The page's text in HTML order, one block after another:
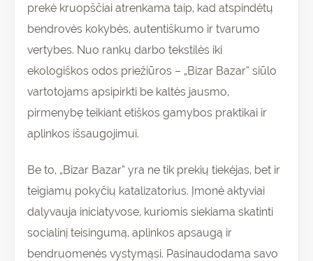
prekė kruopščiai atrenkama taip, kad atspindėtų
bendrovės kokybės, autentiškumo ir tvarumo
vertybes. Nuo rankų darbo tekstilės iki
ekologiškos odos priežiūros – „Bizar Bazar” siūlo
vartotojams apsipirkti be kaltės jausmo,
pirmenybę teikiant etiškos gamybos praktikai ir
aplinkos išsaugojimui.
Be to, „Bizar Bazar” yra ne tik prekių tiekėjas, bet ir
teigiamų pokyčių katalizatorius. Įmonė aktyviai
dalyvauja iniciatyvose, kuriomis siekiama skatinti
socialinį teisingumą, aplinkos apsaugą ir
bendruomenės vystymąsi. Pasinaudodama savo